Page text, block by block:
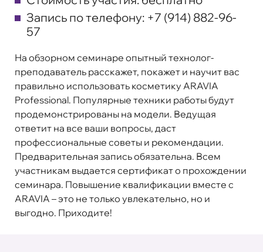
Запись по телефону: +7 (914) 882-96-
57
На обзорном семинаре опытный технолог-
преподаватель расскажет, покажет и научит вас
правильно использовать косметику ARAVIA
Professional. Популярные техники работы будут
продемонстрированы на модели. Ведущая
ответит на все ваши вопросы, даст
профессиональные советы и рекомендации.
Предварительная запись обязательна. Всем
участникам выдается сертификат о прохождении
семинара. Повышение квалификации вместе с
ARAVIA – это не только увлекательно, но и
выгодно. Приходите!